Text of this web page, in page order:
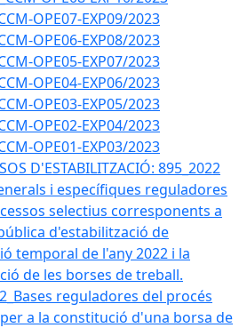
OPE07-EXP09/2023
OPE06-EXP08/2023
OPE05-EXP07/2023
OPE04-EXP06/2023
OPE03-EXP05/2023
OPE02-EXP04/2023
OPE01-EXP03/2023
D'ESTABILITZACIÓ: 895_2022
i específiques reguladores
selectius corresponents a
d'estabilització de
temporal de l'any 2022 i la
de les borses de treball.
reguladores del procés
a la constitució d'una borsa de